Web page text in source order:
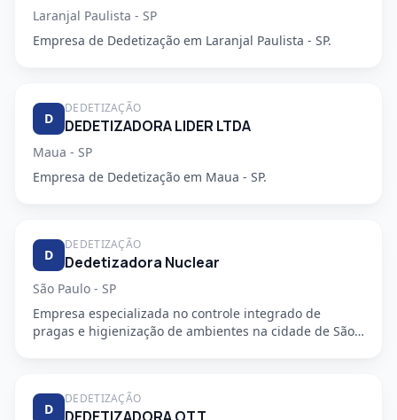
Laranjal Paulista - SP
Empresa de Dedetização em Laranjal Paulista - SP.
D
DEDETIZAÇÃO
DEDETIZADORA LIDER LTDA
Maua - SP
Empresa de Dedetização em Maua - SP.
D
DEDETIZAÇÃO
Dedetizadora Nuclear
São Paulo - SP
Empresa especializada no controle integrado de
pragas e higienização de ambientes na cidade de São
D
DEDETIZAÇÃO